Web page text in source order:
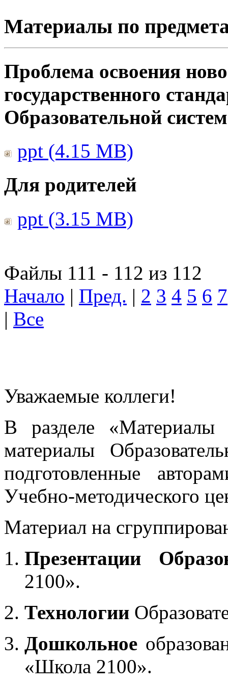
Материалы по
Проблема освоения
государственного
Образовательной
ppt (4.15 MB)
Для родителей
ppt (3.15 MB)
Файлы 111 - 112 из 112
Начало | Пред. | 2 3 4 5 6 7
| Все
Уважаемые коллеги!
В разделе «Материалы
материалы
подготовленные
Учебно-методического
Материал на
Презентации
2100».
Технологии
Дошкольное
«Школа 2100».